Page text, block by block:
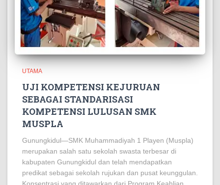
UTAMA
UJI KOMPETENSI KEJURUAN
SEBAGAI STANDARISASI
KOMPETENSI LULUSAN SMK
MUSPLA
Gunungkidul—SMK Muhammadiyah 1 Playen (Muspla)
merupakan salah satu sekolah swasta terbesar di
kabupaten Gunungkidul dan telah mendapatkan
predikat sebagai sekolah rujukan dan pusat keunggulan.
Konsentrasi yang ditawarkan dari Program Keahlian